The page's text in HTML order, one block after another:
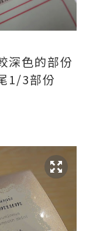
深色的部份
1/3部份